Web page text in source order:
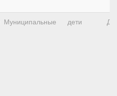
Муниципальные дети